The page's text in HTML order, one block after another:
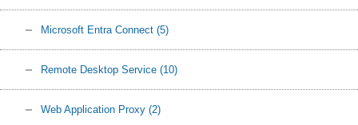
Microsoft Entra Connect (5)
Remote Desktop Service (10)
Web Application Proxy (2)